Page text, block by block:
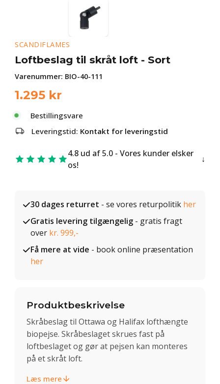
SCANDIFLAMES
Loftbeslag til skråt loft - Sort
Varenummer: BIO-40-111
1.295 kr
Bestillingsvare
Leveringstid: Kontakt for leveringstid
4.8 ud af 5.0 - Vores kunder elsker
os!
30 dages returret - se vores returpolitik her
Gratis levering tilgængelig - gratis fragt
over kr. 999,-
Få mere at vide - book online præsentation
her
Produktbeskrivelse
Skråbeslag til Ottawa og Halifax lofthængte
biopejse. Skråbeslaget skrues fast på
loftbeslaget og gør at pejsen kan monteres
på et skråt loft.
Læs mere